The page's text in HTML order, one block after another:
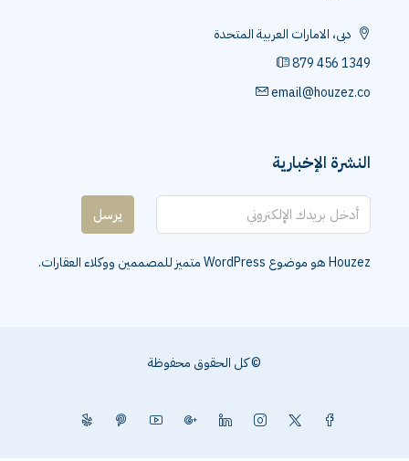
دبى، الامارات العربية المتحدة
879 456 1349
email@houzez.co
النشرة الإخبارية
يرسل
Houzez هو موضوع WordPress متميز للمصممين ووكلاء العقارات.
© كل الحقوق محفوظة